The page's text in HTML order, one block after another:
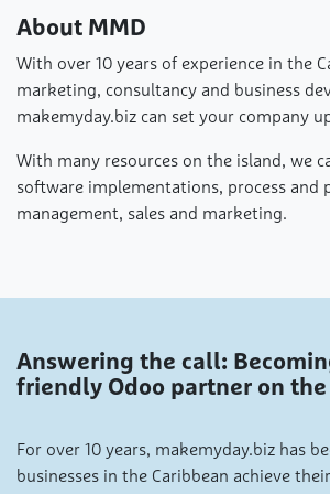
Je analyseert bedrijfsprocessen
Je test nieuwe features en
het gebruik van hun software.
Je bent een hbo- of wo-student
Bedrijfskunde,
vergelijkbaar).
Zowel studenten
als lokaal talent op Curaçao of
meer dan welkom!
mogelijkheden van AI.
Je bent leergierig, analytisch en
zelfstandig werken.
Wat wij bieden
Een unieke, super leerzame
Curaçao met ruimte voor eigen
Werken met een innovatief
de nieuwste AI-ontwikkelingen.
match bent!
About MMD
With over 10 years of experience in the
marketing, consultancy and business
makemyday.biz can set your company
With many resources on the island, we
software implementations, process and
management, sales and marketing.
Answering the call:
friendly Odoo partner on
For over 10 years, makemyday.biz has
businesses in the Caribbean achieve